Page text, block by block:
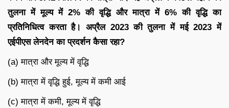
तुलना में मूल्य में 2% की वृद्धि और मात्रा में 6% की वृद्धि का
प्रतिनिधित्व करता है। अप्रैल 2023 की तुलना में मई 2023 में
एईपीएस लेनदेन का प्रदर्शन कैसा रहा?
(a) मात्रा और मूल्य में वृद्धि
(b) मात्रा में वृद्धि हुई, मूल्य में कमी आई
(c) मात्रा में कमी, मूल्य में वृद्धि